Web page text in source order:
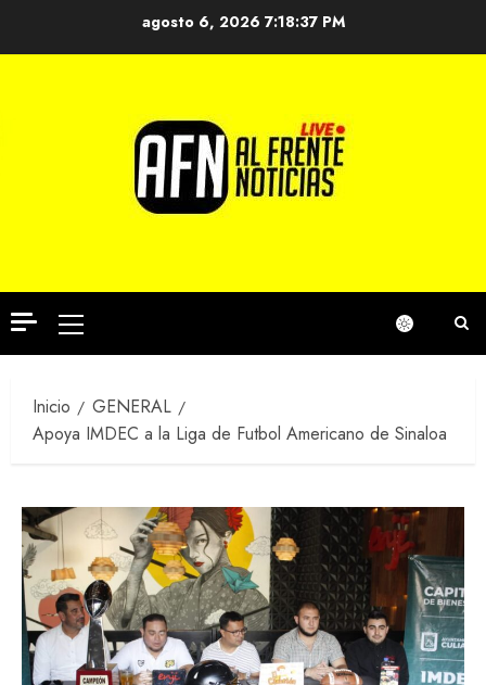
agosto 6, 2026 7:18:37 PM
Menú
principal
Inicio
GENERAL
Apoya IMDEC a la Liga de Futbol Americano de Sinaloa